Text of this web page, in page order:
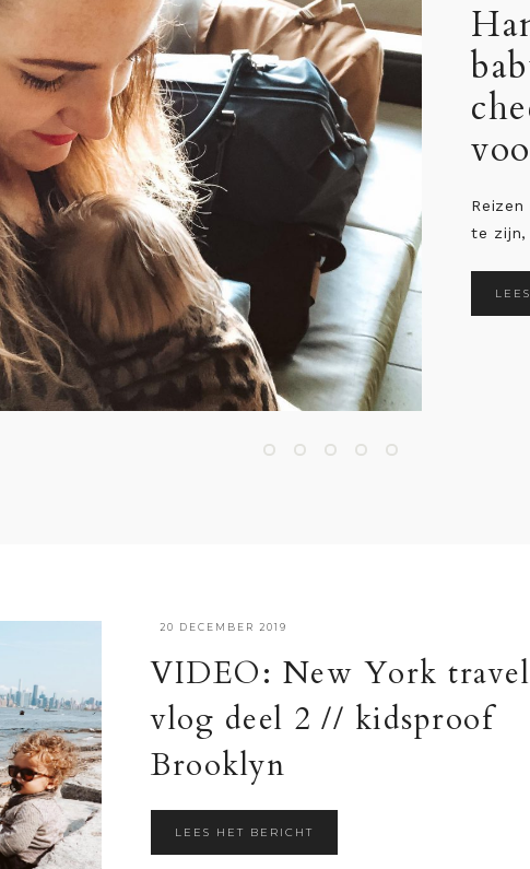
Handbagage voor je
baby: inpaklijst en
checklist met 16 items
voor in het vliegtuig
Reizen met een kleine baby hoeft niet stressvol
te zijn, mits je je goed voorbereidt. Dat je ...
LEES HET BERICHT
20 DECEMBER 2019
VIDEO: New York travel
vlog deel 2 // kidsproof
Brooklyn
LEES HET BERICHT